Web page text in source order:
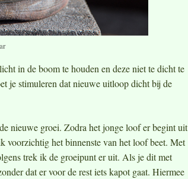
in de boom te houden en deze niet te dicht te
je stimuleren dat nieuwe uitloop dicht bij de
nieuwe groei. Zodra het jonge loof er begint uit
voorzichtig het binnenste van het loof beet. Met
trek ik de groeipunt er uit. Als je dit met
dat er voor de rest iets kapot gaat. Hiermee